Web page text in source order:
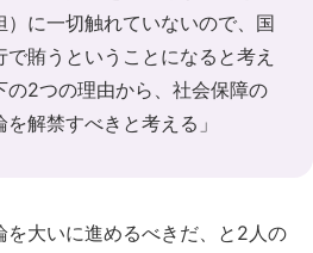
に一切触れていないので、国
賄うということになると考え
の2つの理由から、社会保障の
解禁すべきと考える」
を大いに進めるべきだ、と2人の